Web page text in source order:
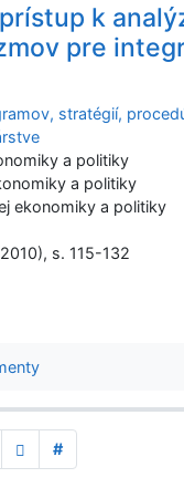
k
pre
stratégií,
a politiky
a politiky
ekonomiky a politiky
s. 115-132
#